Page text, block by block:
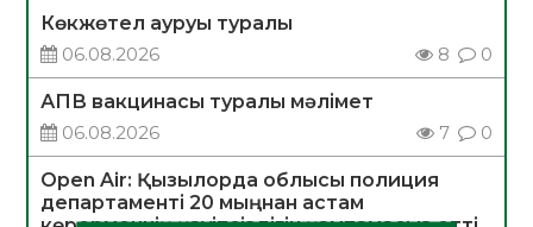
Көкжөтел ауруы туралы
06.08.2026
8 0
АПВ вакцинасы туралы мәлімет
06.08.2026
7 0
Open Air: Қызылорда облысы полиция
департаменті 20 мыңнан астам